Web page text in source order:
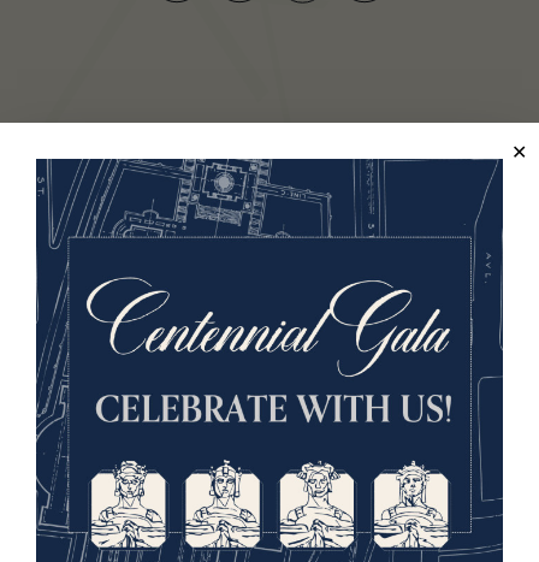
Musée national et mémorial de la Première Guerre
mondiale
2, promenade Memorial,
Kansas City, MO 64108 États-Unis
Téléphone: 816.888.8100
Heures d'été
Tous les jours (Memorial Day - Labor Day)
10 am - 5 pm
Heures régulières
Mercredi - Lundi
10 am - 5 pm
Mardis : FERMÉ